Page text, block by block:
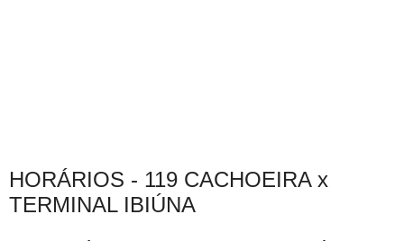
HORÁRIOS - 119 CACHOEIRA x
TERMINAL IBIÚNA